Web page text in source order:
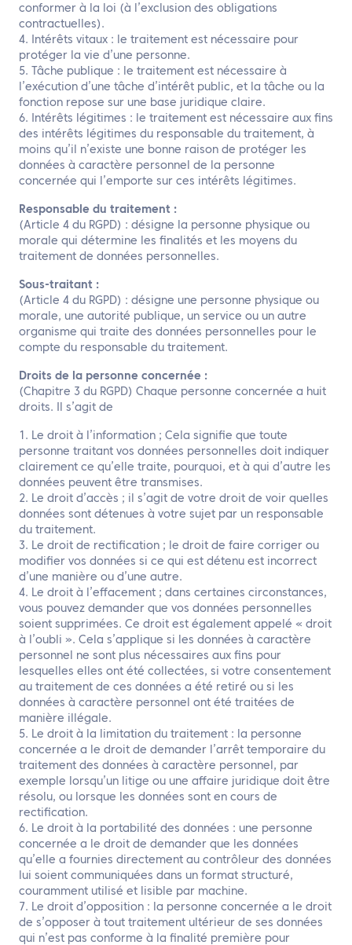
conformer à la loi (à l’exclusion des obligations
contractuelles).
4. Intérêts vitaux : le traitement est nécessaire pour
protéger la vie d’une personne.
5. Tâche publique : le traitement est nécessaire à
l’exécution d’une tâche d’intérêt public, et la tâche ou la
fonction repose sur une base juridique claire.
6. Intérêts légitimes : le traitement est nécessaire aux fins
des intérêts légitimes du responsable du traitement, à
moins qu’il n’existe une bonne raison de protéger les
données à caractère personnel de la personne
concernée qui l’emporte sur ces intérêts légitimes.
Responsable du traitement :
(Article 4 du RGPD) : désigne la personne physique ou
morale qui détermine les finalités et les moyens du
traitement de données personnelles.
Sous-traitant :
(Article 4 du RGPD) : désigne une personne physique ou
morale, une autorité publique, un service ou un autre
organisme qui traite des données personnelles pour le
compte du responsable du traitement.
Droits de la personne concernée :
(Chapitre 3 du RGPD) Chaque personne concernée a huit
droits. Il s’agit de
1. Le droit à l’information ; Cela signifie que toute
personne traitant vos données personnelles doit indiquer
clairement ce qu’elle traite, pourquoi, et à qui d’autre les
données peuvent être transmises.
2. Le droit d’accès ; il s’agit de votre droit de voir quelles
données sont détenues à votre sujet par un responsable
du traitement.
3. Le droit de rectification ; le droit de faire corriger ou
modifier vos données si ce qui est détenu est incorrect
d’une manière ou d’une autre.
4. Le droit à l’effacement ; dans certaines circonstances,
vous pouvez demander que vos données personnelles
soient supprimées. Ce droit est également appelé « droit
à l’oubli ». Cela s’applique si les données à caractère
personnel ne sont plus nécessaires aux fins pour
lesquelles elles ont été collectées, si votre consentement
au traitement de ces données a été retiré ou si les
données à caractère personnel ont été traitées de
manière illégale.
5. Le droit à la limitation du traitement : la personne
concernée a le droit de demander l’arrêt temporaire du
traitement des données à caractère personnel, par
exemple lorsqu’un litige ou une affaire juridique doit être
résolu, ou lorsque les données sont en cours de
rectification.
6. Le droit à la portabilité des données : une personne
concernée a le droit de demander que les données
qu’elle a fournies directement au contrôleur des données
lui soient communiquées dans un format structuré,
couramment utilisé et lisible par machine.
7. Le droit d’opposition : la personne concernée a le droit
de s’opposer à tout traitement ultérieur de ses données
qui n’est pas conforme à la finalité première pour